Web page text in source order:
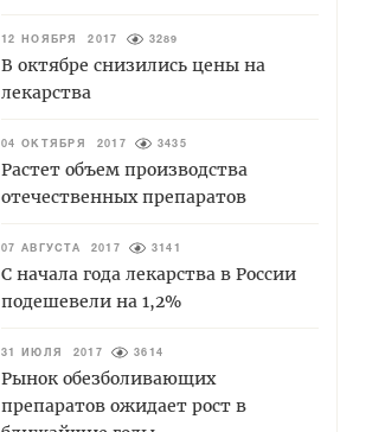
12 НОЯБРЯ 2017 3289
В октябре снизились цены на
лекарства
04 ОКТЯБРЯ 2017 3435
Растет объем производства
отечественных препаратов
07 АВГУСТА 2017 3141
С начала года лекарства в России
подешевели на 1,2%
31 ИЮЛЯ 2017 3614
Рынок обезболивающих
препаратов ожидает рост в